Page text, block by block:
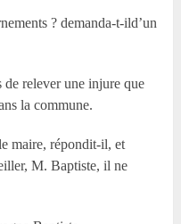
? demanda-t-ild’un
relever une injure que
la commune.
maire, répondit-il, et
M. Baptiste, il ne